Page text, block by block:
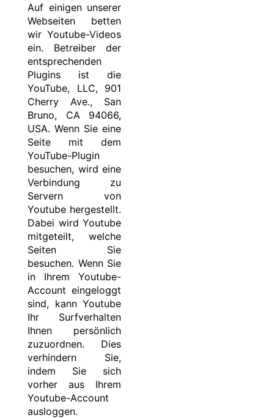
Auf einigen unserer
Webseiten betten
wir Youtube-Videos
ein. Betreiber der
entsprechenden
Plugins ist die
YouTube, LLC, 901
Cherry Ave., San
Bruno, CA 94066,
USA. Wenn Sie eine
Seite mit dem
YouTube-Plugin
besuchen, wird eine
Verbindung zu
Servern von
Youtube hergestellt.
Dabei wird Youtube
mitgeteilt, welche
Seiten Sie
besuchen. Wenn Sie
in Ihrem Youtube-
Account eingeloggt
sind, kann Youtube
Ihr Surfverhalten
Ihnen persönlich
zuzuordnen. Dies
verhindern Sie,
indem Sie sich
vorher aus Ihrem
Youtube-Account
ausloggen.